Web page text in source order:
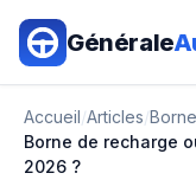
Aller au contenu
Générale
Accueil/Articles/
Borne de recharge
2026 ?